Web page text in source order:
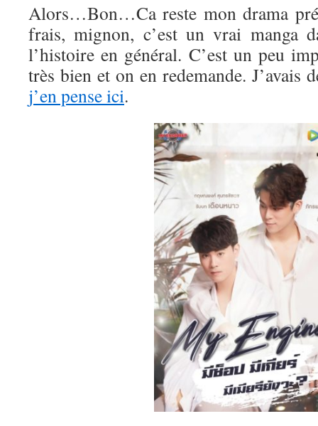
Alors…Bon…Ca reste mon drama
frais, mignon, c’est un vrai manga
l’histoire en général. C’est un peu
très bien et on en redemande. J’avais
j’en pense ici.